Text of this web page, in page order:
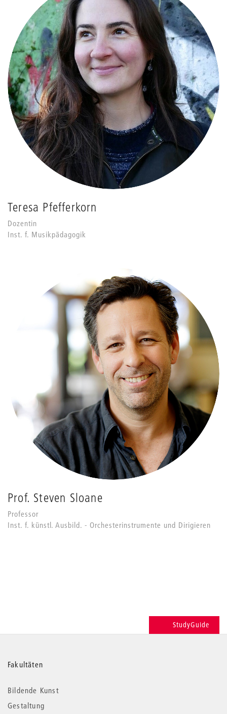
Teresa Pfefferkorn
Dozentin
Inst. f. Musikpädagogik
Prof. Steven Sloane
Professor
Inst. f. künstl. Ausbild. - Orchesterinstrumente und Dirigieren
StudyGuide
Weitere
Informationen
Fakultäten
Bildende Kunst
Gestaltung